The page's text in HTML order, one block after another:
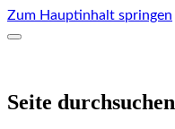
Zum Hauptinhalt springen
Seite durchsuchen